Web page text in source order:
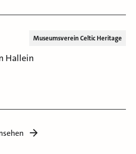
Museumsverein Celtic Heritage
Hallein